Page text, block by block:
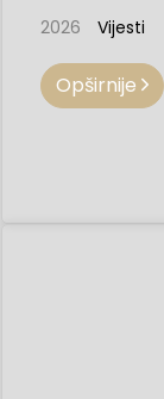
2026 Vijesti
Opširnije